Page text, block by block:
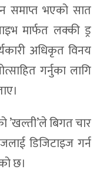
समाप्त भएको सात
मार्फत लक्की ड्र
अधिकृत विनय
गर्नुका लागि
’खल्ती’ले बिगत चार
डिजिटाइज गर्न
छ।